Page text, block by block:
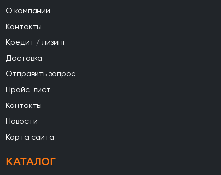
О компании
Контакты
Кредит / лизинг
Доставка
Отправить запрос
Прайс-лист
Контакты
Новости
Карта сайта
КАТАЛОГ